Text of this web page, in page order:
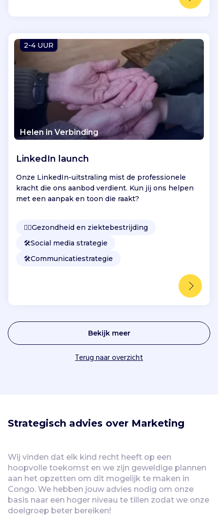
2-4 UUR
Helen in Verbinding
LinkedIn launch
Onze LinkedIn-uitstraling mist de professionele
kracht die ons aanbod verdient. Kun jij ons helpen
met een aanpak en toon die raakt?
👩‍⚕️Gezondheid en ziektebestrijding
🛠️Social media strategie
🛠️Communicatiestrategie
Bekijk meer
Terug naar overzicht
Strategisch advies over Marketing
Wij vinden dat elk kind recht heeft op een
hoopvolle toekomst en we zijn geweldige plannen
aan het opzetten om dit mogelijk te maken in
Congo. We hebben jouw advies nodig om onze
basis naar een hoger niveau te tillen zodat we onze
doelgroep beter bereiken!